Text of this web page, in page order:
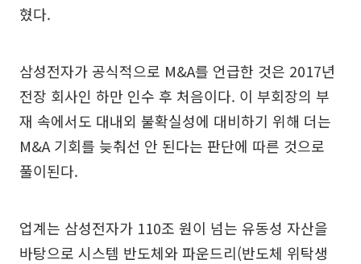
혔다.
삼성전자가 공식적으로 M&A를 언급한 것은 2017년
전장 회사인 하만 인수 후 처음이다. 이 부회장의 부
재 속에서도 대내외 불확실성에 대비하기 위해 더는
M&A 기회를 늦춰선 안 된다는 판단에 따른 것으로
풀이된다.
업계는 삼성전자가 110조 원이 넘는 유동성 자산을
바탕으로 시스템 반도체와 파운드리(반도체 위탁생